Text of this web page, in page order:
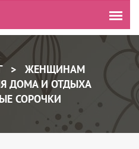
ЖЕНЩИНАМ
ДОМА И ОТДЫХА
СОРОЧКИ